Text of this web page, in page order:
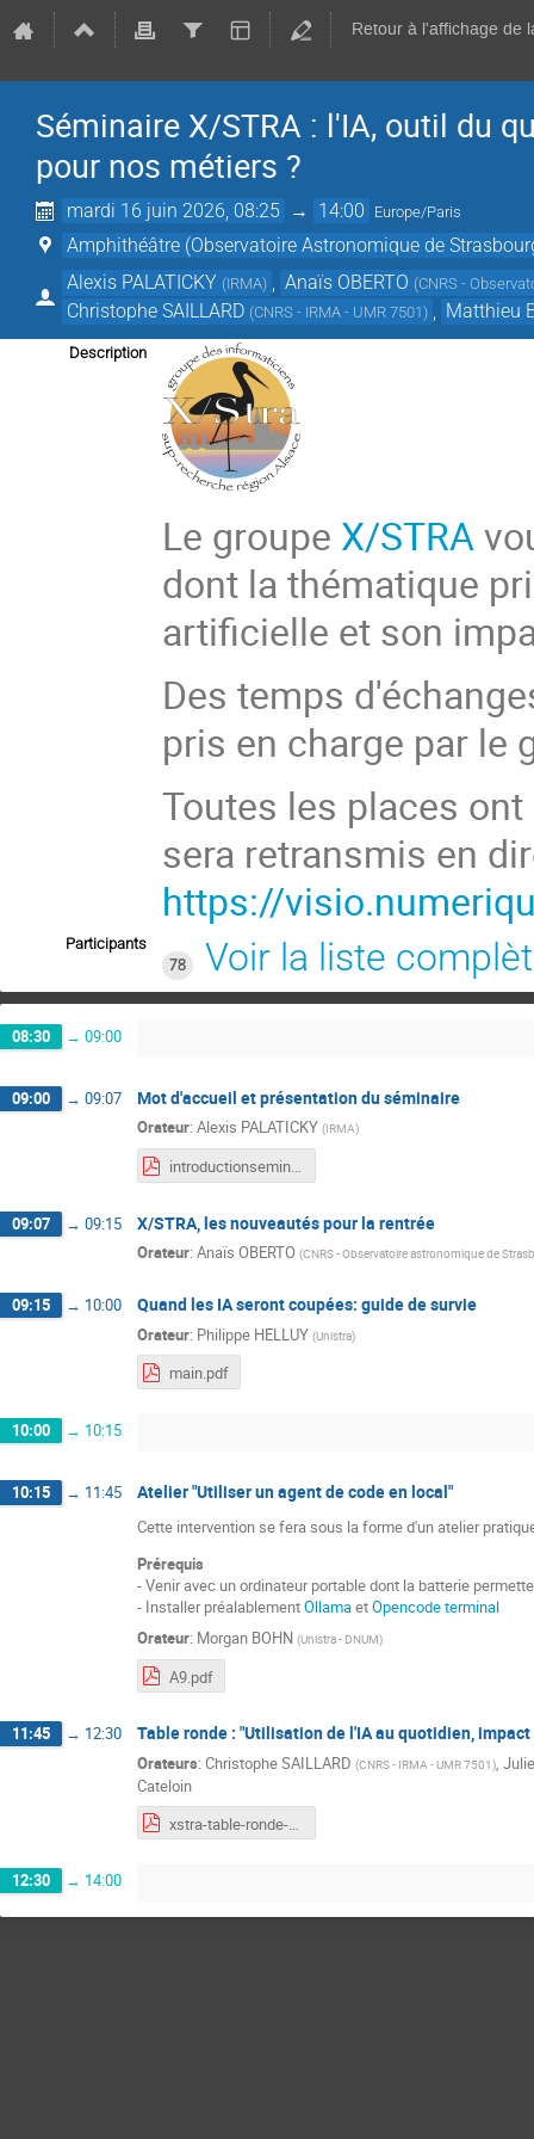
Retour à l'affichage de
Séminaire X/STRA : l'IA, outil du
pour nos métiers ?
mardi 16 juin 2026, 08:25 → 14:00 Europe/Paris
Amphithéâtre (Observatoire Astronomique de
Alexis PALATICKY (IRMA) Anaïs OBERTO (CNRS -
Christophe SAILLARD (CNRS - IRMA - UMR 7501) Matthieu
Description
Le groupe X/STRA
dont la thématique
artificielle et son
Des temps
pris en charge par le
Toutes les places
sera retransmis en
https://
Participants
78
Voir la liste
08:30 → 09:00
09:00 → 09:07 Mot d'accueil et présentation du séminaire
Orateur: Alexis PALATICKY (IRMA)
introductionseminaireIA.pdf
09:07 → 09:15 X/STRA, les nouveautés pour la rentrée
Orateur: Anaïs OBERTO (CNRS - Observatoire astronomique de
09:15 → 10:00 Quand les IA seront coupées: guide de survie
Orateur: Philippe HELLUY (Unistra)
main.pdf
10:00 → 10:15
10:15 → 11:45 Atelier "Utiliser un agent de code en local"
Cette intervention se fera sous la forme d'un atelier
Prérequis
- Venir avec un ordinateur portable dont la batterie
- Installer préalablementOllamaetOpencode terminal
Orateur: Morgan BOHN (Unistra - DNUM)
A9.pdf
11:45 → 12:30 Table ronde : "Utilisation de l'IA au quotidien,
Orateurs: Christophe SAILLARD (CNRS - IRMA - UMR 7501),
Cateloin
xstra-table-ronde-2026.pdf
12:30 → 14:00